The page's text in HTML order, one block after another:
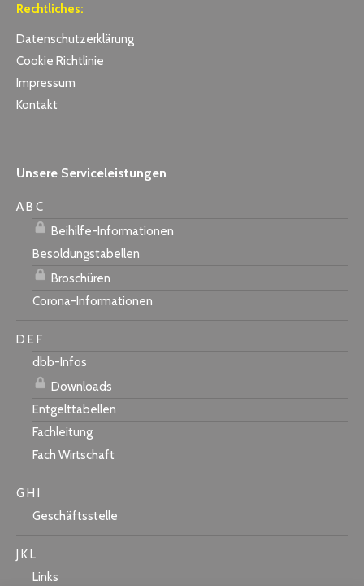
Rechtliches:
Datenschutzerklärung
Cookie Richtlinie
Impressum
Kontakt
Unsere Serviceleistungen
A B C
Beihilfe-Informationen
Besoldungstabellen
Broschüren
Corona-Informationen
D E F
dbb-Infos
Downloads
Entgelttabellen
Fachleitung
Fach Wirtschaft
G H I
Geschäftsstelle
J K L
Links